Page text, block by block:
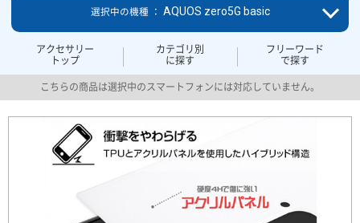
アクセサリー
トップ
カテゴリ別
に探す
フリーワード
で探す
選択中の機種 ： AQUOS zero5G basic
こちらの商品は選択中のスマートフォンには対応していません。